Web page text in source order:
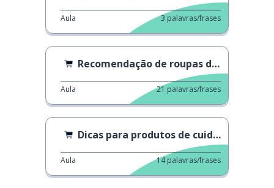
Aula 3 palavras/frases
Recomendação de roupas de tricô
Aula 21 palavras/frases
Dicas para produtos de cuidados com os poros
Aula 14 palavras/frases